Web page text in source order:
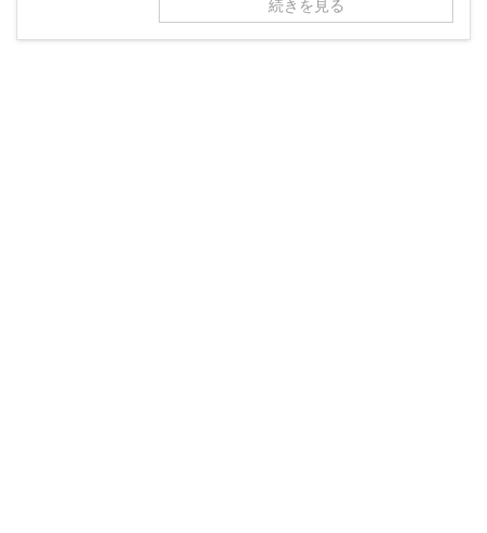
続きを見る